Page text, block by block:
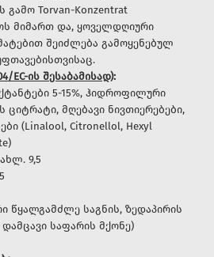
Torvan-Konzentrat
მიმართ და, ყოველდღიური
შეიძლება გამოყენებულ
EC-ის შესაბამისად):
5-15%, ჰიდროფილური
ციტრატი, მღებავი ნივთიერებები,
(Linalool, Citronellol, Hexyl
9,5
წყალგამძლე საგნის, ზედაპირის
საფარის მქონე)